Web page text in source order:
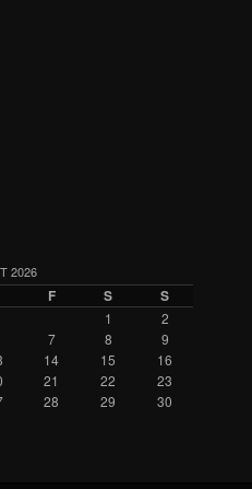
2026
F S S
1
2
7 8
9
14 15
16
21 22
23
28 29
30